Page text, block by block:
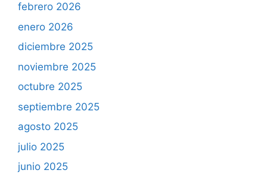
febrero 2026
enero 2026
diciembre 2025
noviembre 2025
octubre 2025
septiembre 2025
agosto 2025
julio 2025
junio 2025